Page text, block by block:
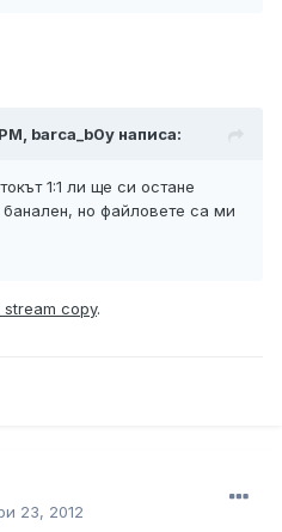
barca_b0y написа:
1:1 ли ще си остане
но файловете са ми
stream copy.
23, 2012